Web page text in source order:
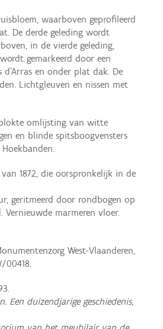
waarboven geprofileerd
De derde geleding wordt
in de vierde geleding,
gemarkeerd door een
en onder plat dak. De
Lichtgleuven en nissen met
omlijsting van witte
en blinde spitsboogvensters
1872, die oorspronkelijk in de
geritmeerd door rondbogen op
marmeren vloer.
West-Vlaanderen,
00418.
Een duizendjarige geschiedenis,